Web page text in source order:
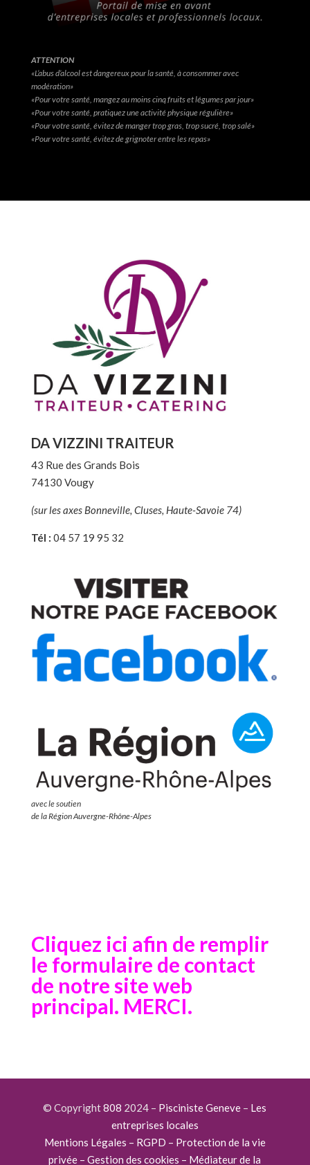
ATTENTION
«L’abus d’alcool est dangereux pour la santé, à consommer avec
modération»
«Pour votre santé, mangez au moins cinq fruits et légumes par jour»
«Pour votre santé, pratiquez une activité physique régulière»
«Pour votre santé, évitez de manger trop gras, trop sucré, trop salé»
«Pour votre santé, évitez de grignoter entre les repas»
DA VIZZINI TRAITEUR
43 Rue des Grands Bois
74130 Vougy
(sur les axes Bonneville, Cluses, Haute-Savoie 74)
Tél : 04 57 19 95 32
avec le soutien
de la Région Auvergne-Rhône-Alpes
Cliquez ici afin de remplir
le formulaire de contact
de notre site web
principal. MERCI.
© Copyright808 2024 – Pisciniste Geneve – Les
entreprises locales
Mentions Légales – RGPD – Protection de la vie
privée – Gestion des cookies – Médiateur de la